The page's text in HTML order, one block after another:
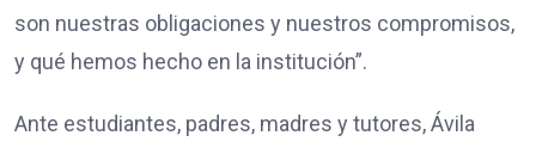
son nuestras obligaciones y nuestros compromisos,
y qué hemos hecho en la institución”.
Ante estudiantes, padres, madres y tutores, Ávila